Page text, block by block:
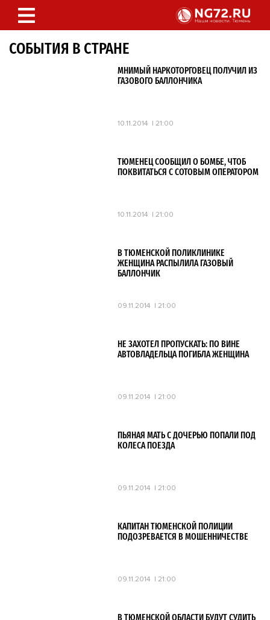
СОБЫТИЯ В СТРАНЕ
МНИМЫЙ НАРКОТОРГОВЕЦ ПОЛУЧИЛ ИЗ
ГАЗОВОГО БАЛЛОНЧИКА
10.11.2014 21:00
ТЮМЕНЕЦ СООБЩИЛ О БОМБЕ, ЧТОБ
ПОКВИТАТЬСЯ С СОТОВЫМ ОПЕРАТОРОМ
10.11.2014 21:00
В ТЮМЕНСКОЙ ПОЛИКЛИНИКЕ
ЖЕНЩИНА РАСПЫЛИЛА ГАЗОВЫЙ
БАЛЛОНЧИК
09.11.2014 21:00
НЕ ЗАХОТЕЛ ПРОПУСКАТЬ: ПО ВИНЕ
АВТОВЛАДЕЛЬЦА ПОГИБЛА ЖЕНЩИНА
09.11.2014 21:00
ПЬЯНАЯ МАТЬ С ДОЧЕРЬЮ ПОПАЛИ ПОД
КОЛЕСА ПОЕЗДА
09.11.2014 21:00
КАПИТАН ТЮМЕНСКОЙ ПОЛИЦИИ
ПОДОЗРЕВАЕТСЯ В МОШЕННИЧЕСТВЕ
09.11.2014 21:00
В ТЮМЕНСКОЙ ОБЛАСТИ БУДУТ СУДИТЬ